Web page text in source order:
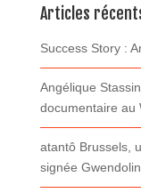
Articles
Success Story :
Angélique
documentaire au
atantô Brussels,
signée